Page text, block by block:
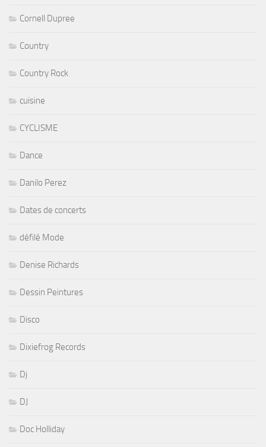
Cornell Dupree
Country
Country Rock
cuisine
CYCLISME
Dance
Danilo Perez
Dates de concerts
défilé Mode
Denise Richards
Dessin Peintures
Disco
Dixiefrog Records
Dj
DJ
Doc Holliday